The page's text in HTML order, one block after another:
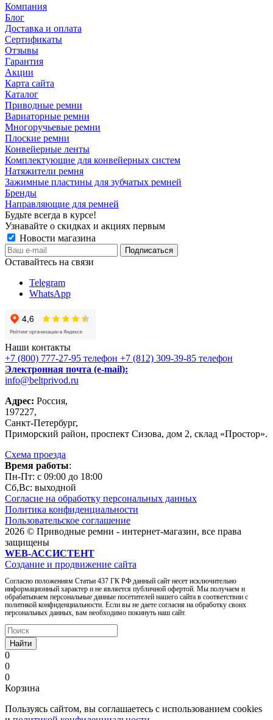
Компания
Блог
Доставка и оплата
Сертификаты
Отзывы
Гарантия
Акции
Карта сайта
Каталог
Приводные ремни
Вариаторные ремни
Многоручьевые ремни
Плоские ремни
Конвейерные ленты
Комплектующие для конвейерных систем
Натяжители ремня
Зажимные пластины для зубчатых ремней
Бренды
Направляющие для ремней
Будьте всегда в курсе!
Узнавайте о скидках и акциях первым
Новости магазина
Оставайтесь на связи
Telegram
WhatsApp
Наши контакты
+7 (800) 777-27-95 телефон +7 (812) 309-39-85 телефон
Электронная почта (e-mail):
info@beltprivod.ru
Адрес: Россия,
197227,
Санкт-Петербург,
Приморский район, проспект Сизова, дом 2, склад «Простор».
Схема проезда
Время работы:
Пн-Пт: c 09:00 до 18:00
Сб,Вc: выходной
Согласие на обработку персональных данных
Политика конфиденциальности
Пользовательское соглашение
2026 © Приводные ремни - интернет-магазин, все права
защищены
WEB-АССИСТЕНТ
Создание и продвижение сайта
Согласно положениям Статьи 437 ГК РФ данный сайт несет исключительно
информационный характер и не является публичной офертой. Мы получаем и
обрабатываем персональные данные посетителей нашего сайта в соответствии с
политикой конфиденциальности. Если вы не даете согласия на обработку своих
персональных данных, вам необходимо покинуть наш сайт.
Найти
0
0
0
Корзина
Пользуясь сайтом, вы соглашаетесь с использованием cookies